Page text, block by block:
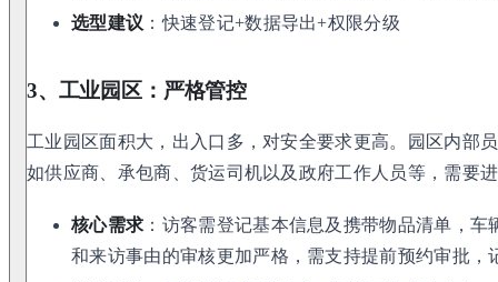
选型建议 ：快速登记+数据导出+权限分级
3、工业园区：严格管控
工业园区面积大，出入口多，对安全要求更高。园区内部
如供应商、承包商、货运司机以及政府工作人员等，需要
核心需求 ：访客需登记基本信息及携带物品清单，
和来访事由的审核更加严格，需支持提前预约审批，